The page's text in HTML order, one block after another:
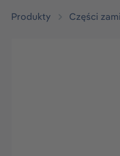
Produkty Części